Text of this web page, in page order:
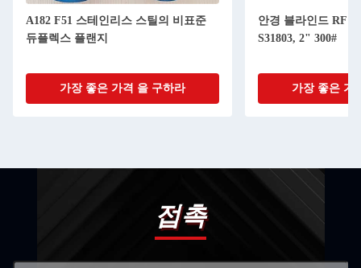
A182 F51 스테인리스 스틸의 비표준
듀플렉스 플랜지
가장 좋은 가격 을 구하라
안경 블라인드 RF
S31803, 2" 300#
가장 좋은 가
접촉